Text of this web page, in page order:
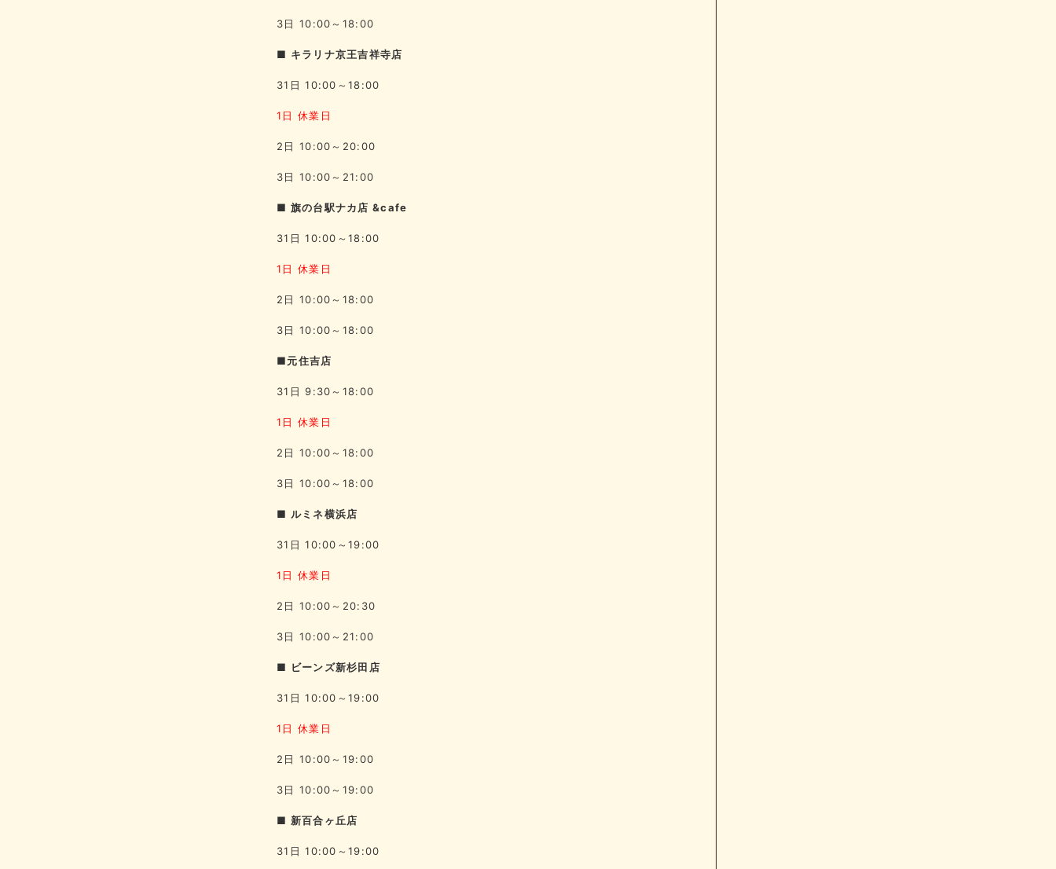
3日 10:00～18:00
■ キラリナ京王吉祥寺店
31日 10:00～18:00
1日 休業日
2日 10:00～20:00
3日 10:00～21:00
■ 旗の台駅ナカ店 &cafe
31日 10:00～18:00
1日 休業日
2日 10:00～18:00
3日 10:00～18:00
■元住吉店
31日 9:30～18:00
1日 休業日
2日 10:00～18:00
3日 10:00～18:00
■ ルミネ横浜店
31日 10:00～19:00
1日 休業日
2日 10:00～20:30
3日 10:00～21:00
■ ビーンズ新杉田店
31日 10:00～19:00
1日 休業日
2日 10:00～19:00
3日 10:00～19:00
■ 新百合ヶ丘店
31日 10:00～19:00